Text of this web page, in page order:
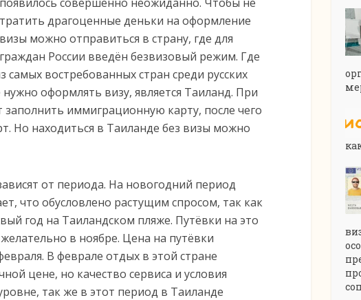
тратить драгоценные деньки на оформление
визы можно отправиться в страну, где для
граждан России введён безвизовый режим. Где
востребованных стран среди русских
оформлять визу, является Таиланд. При
заполнить иммиграционную карту, после чего
Но находиться в Таиланде без визы можно
от периода. На новогодний период
что обусловлено растущим спросом, так как
год на Таиландском пляже. Путёвки на это
в ноябре. Цена на путёвки
В феврале отдых в этой стране
цене, но качество сервиса и условия
так же в этот период в Таиланде